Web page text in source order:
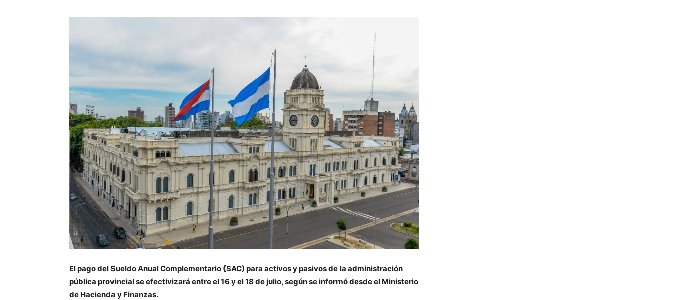
El pago del Sueldo Anual Complementario (SAC) para activos y pasivos de la administración
pública provincial se efectivizará entre el 16 y el 18 de julio, según se informó desde el Ministerio
de Hacienda y Finanzas.